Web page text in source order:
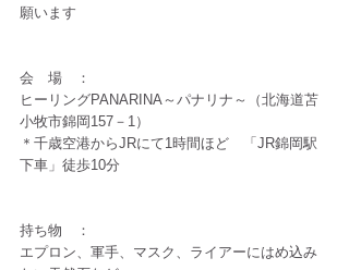
願います
会　場　：
ヒーリングPANARINA～パナリナ～（北海道苫
小牧市錦岡157－1）
＊千歳空港からJRにて1時間ほど　「JR錦岡駅
下車」徒歩10分
持ち物　：
エプロン、軍手、マスク、ライアーにはめ込み